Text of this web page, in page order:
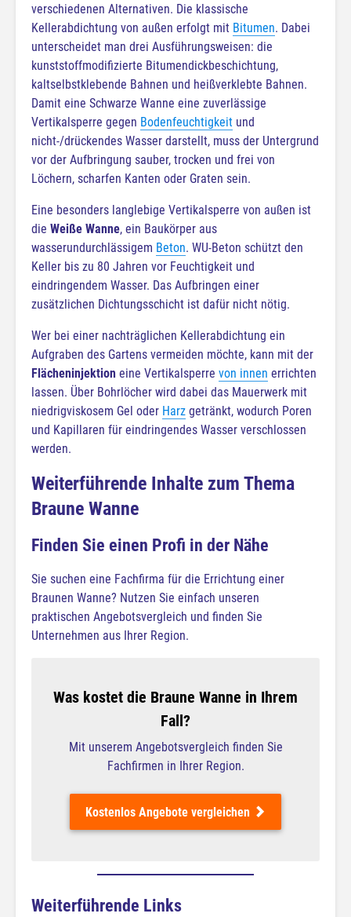
verschiedenen Alternativen. Die klassische
Kellerabdichtung von außen erfolgt mit Bitumen. Dabei
unterscheidet man drei Ausführungsweisen: die
kunststoffmodifizierte Bitumendickbeschichtung,
kaltselbstklebende Bahnen und heißverklebte Bahnen.
Damit eine Schwarze Wanne eine zuverlässige
Vertikalsperre gegen Bodenfeuchtigkeit und
nicht-/drückendes Wasser darstellt, muss der Untergrund
vor der Aufbringung sauber, trocken und frei von
Löchern, scharfen Kanten oder Graten sein.
Eine besonders langlebige Vertikalsperre von außen ist
die Weiße Wanne, ein Baukörper aus
wasserundurchlässigem Beton. WU-Beton schützt den
Keller bis zu 80 Jahren vor Feuchtigkeit und
eindringendem Wasser. Das Aufbringen einer
zusätzlichen Dichtungsschicht ist dafür nicht nötig.
Wer bei einer nachträglichen Kellerabdichtung ein
Aufgraben des Gartens vermeiden möchte, kann mit der
Flächeninjektion eine Vertikalsperre von innen errichten
lassen. Über Bohrlöcher wird dabei das Mauerwerk mit
niedrigviskosem Gel oder Harz getränkt, wodurch Poren
und Kapillaren für eindringendes Wasser verschlossen
werden.
Weiterführende Inhalte zum Thema
Braune Wanne
Finden Sie einen Profi in der Nähe
Sie suchen eine Fachfirma für die Errichtung einer
Braunen Wanne? Nutzen Sie einfach unseren
praktischen Angebotsvergleich und finden Sie
Unternehmen aus Ihrer Region.
Was kostet die Braune Wanne in Ihrem
Fall?
Mit unserem Angebotsvergleich finden Sie
Fachfirmen in Ihrer Region.
Kostenlos Angebote vergleichen
Weiterführende Links